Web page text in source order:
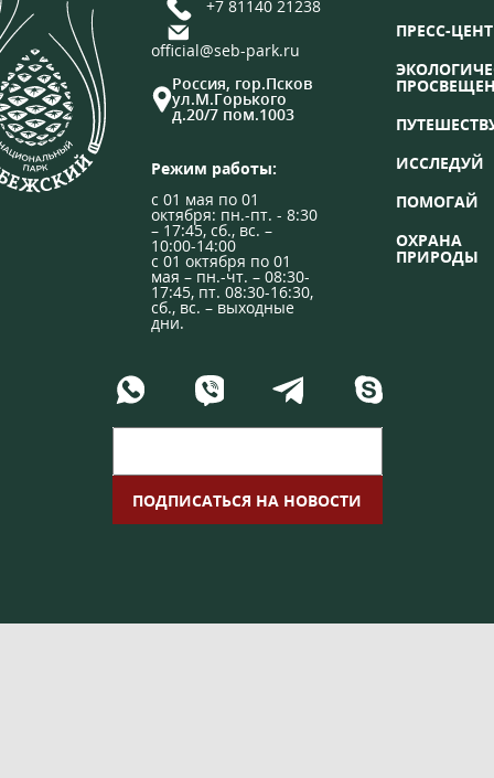
+7 81140 21238
official@seb-park.ru
Россия, гор.Псков
ул.М.Горького
д.20/7 пом.1003
Режим работы:
с 01 мая по 01
октября: пн.-пт. - 8:30
– 17:45, сб., вс. –
10:00-14:00
с 01 октября по 01
мая – пн.-чт. – 08:30-
17:45, пт. 08:30-16:30,
сб., вс. – выходные
дни.
ПРЕСС-
ИССЛЕДУЙ
ПОМОГАЙ
ОХРАНА
ПРИРОДЫ